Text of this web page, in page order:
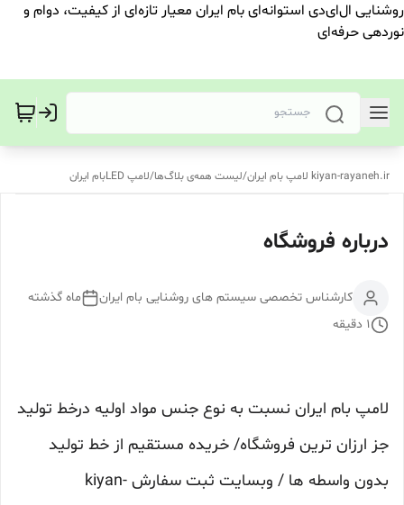
روشنایی ال‌ای‌دی استوانه‌ای بام ایران معیار تازه‌ای از کیفیت، دوام و
نوردهی حرفه‌ای
kiyan-rayaneh.ir لامپ بام ایران /لیست همه‌ی بلاگ‌ها/لامپ LEDبام ایران
درباره فروشگاه
کارشناس تخصصی سیستم های روشنایی بام ایران
ماه گذشته
1 دقیقه
لامپ بام ایران نسبت به نوع جنس مواد اولیه درخط تولید
جز ارزان ترین فروشگاه/ خریده مستقیم از خط تولید
بدون واسطه ها / وبسایت ثبت سفارش kiyan-